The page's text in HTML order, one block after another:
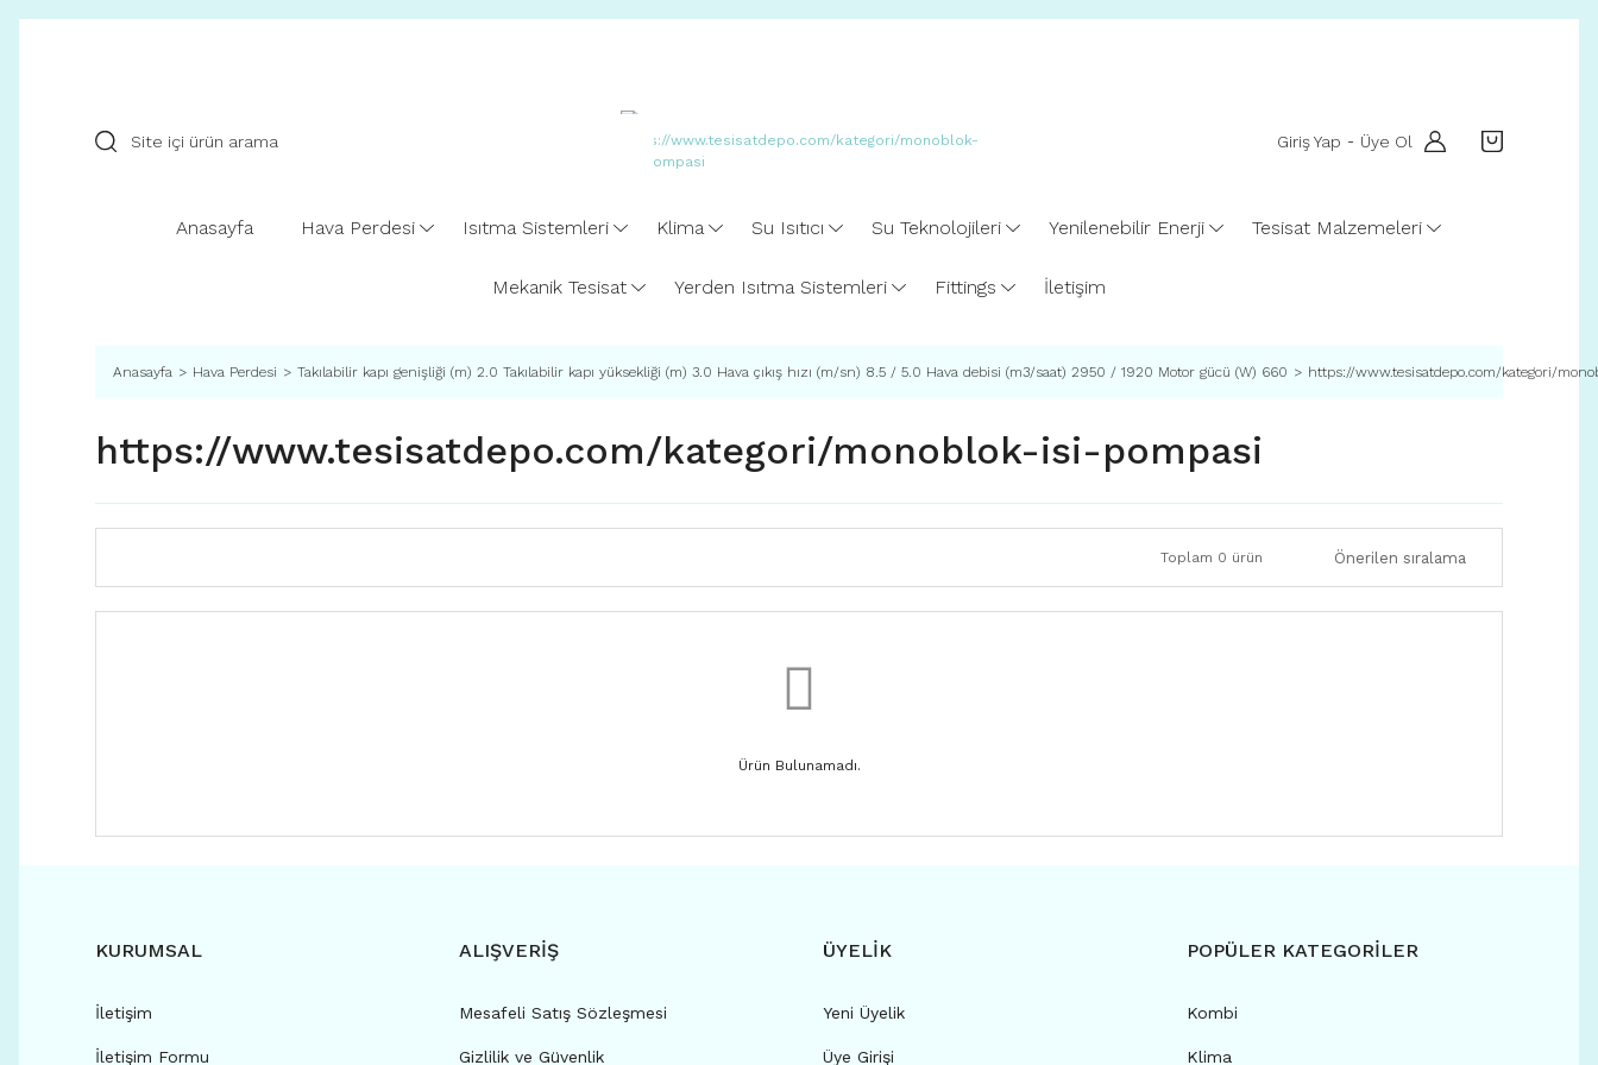
Giriş Yap - Üye Ol
Anasayfa Hava Perdesi Isıtma Sistemleri Klima Su Isıtıcı Su Teknolojileri Yenilenebilir Enerji Tesisat Malzemeleri
Mekanik Tesisat Yerden Isıtma Sistemleri Fittings İletişim
Anasayfa Hava Perdesi Takılabilir kapı genişliği (m) 2.0 Takılabilir kapı yüksekliği (m) 3.0 Hava çıkış hızı (m/sn) 8.5 / 5.0 Hava debisi (m3/saat) 2950 / 1920 Motor gücü (W) 660 https://www.tesisatdepo.com/kategori/
https://www.tesisatdepo.com/kategori/monoblok-isi-pompasi
Toplam 0 ürün
Ürün Bulunamadı.
KURUMSAL
İletişim
İletişim Formu
ALIŞVERİŞ
Mesafeli Satış Sözleşmesi
Gizlilik ve Güvenlik
ÜYELİK
Yeni Üyelik
Üye Girişi
POPÜLER KATEGORİLER
Kombi
Klima